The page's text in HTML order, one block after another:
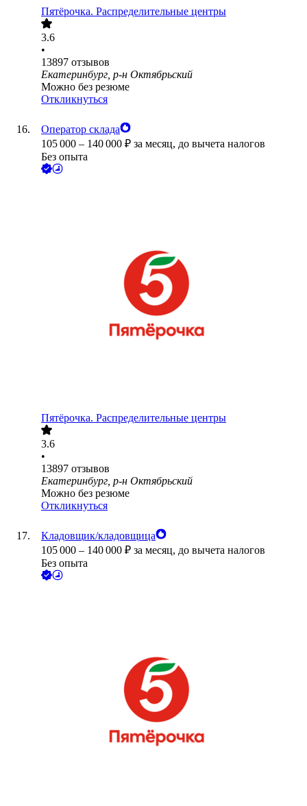
Пятёрочка. Распределительные центры
3.6
•
13897 отзывов
Екатеринбург, р-н Октябрьский
Можно без резюме
Откликнуться
Оператор склада
105 000 – 140 000 ₽ за месяц, до вычета налогов
Без опыта
Пятёрочка. Распределительные центры
3.6
•
13897 отзывов
Екатеринбург, р-н Октябрьский
Можно без резюме
Откликнуться
Кладовщик/кладовщица
105 000 – 140 000 ₽ за месяц, до вычета налогов
Без опыта